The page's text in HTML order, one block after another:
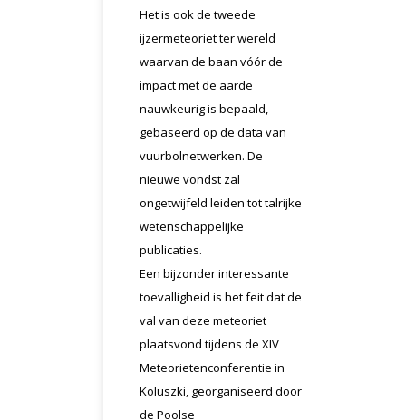
Het is ook de tweede
ijzermeteoriet ter wereld
waarvan de baan vóór de
impact met de aarde
nauwkeurig is bepaald,
gebaseerd op de data van
vuurbolnetwerken. De
nieuwe vondst zal
ongetwijfeld leiden tot talrijke
wetenschappelijke
publicaties.
Een bijzonder interessante
toevalligheid is het feit dat de
val van deze meteoriet
plaatsvond tijdens de XIV
Meteorietenconferentie in
Koluszki, georganiseerd door
de Poolse